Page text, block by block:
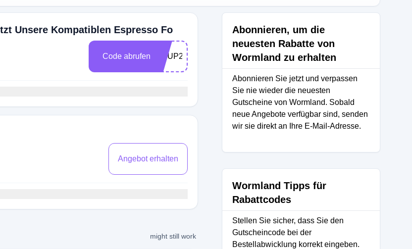
Unsere Kompatiblen Espresso Fo
Code abrufen KEUP20
Angebot erhalten
might still work
Abonnieren, um die
neuesten Rabatte von
Wormland zu erhalten
Abonnieren Sie jetzt und verpassen
Sie nie wieder die neuesten
Gutscheine von Wormland. Sobald
neue Angebote verfügbar sind, senden
wir sie direkt an Ihre E-Mail-Adresse.
Wormland Tipps für
Rabattcodes
Stellen Sie sicher, dass Sie den
Gutscheincode bei der
Bestellabwicklung korrekt eingeben.